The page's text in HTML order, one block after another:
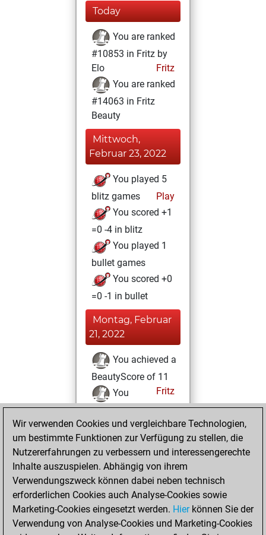
Today
You are ranked
#10853 in Fritz by
Elo
Fritz
You are ranked
#14063 in Fritz
Beauty
Mittwoch,
Februar 23, 2022
You played 5
blitz games
Play
You scored +1
=0 -4 in blitz
You played 1
bullet games
You scored +0
=0 -1 in bullet
Montag, Februar
21, 2022
You achieved a
BeautyScore of 11
Fritz
You
achieved a new Elo
of 1594
You played 3
slow games
Play
You scored +1
=0 -2 in slow games
Sonntag, Februar
20, 2022
Wir verwenden Cookies und vergleichbare Technologien,
um bestimmte Funktionen zur Verfügung zu stellen, die
Nutzererfahrungen zu verbessern und interessengerechte
Inhalte auszuspielen. Abhängig von ihrem
Verwendungszweck können dabei neben technisch
erforderlichen Cookies auch Analyse-Cookies sowie
Marketing-Cookies eingesetzt werden. Hierkönnen Sie der
Verwendung von Analyse-Cookies und Marketing-Cookies